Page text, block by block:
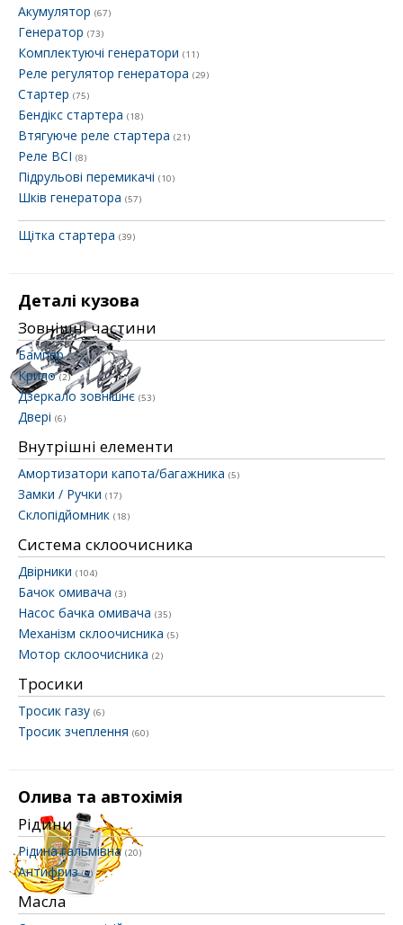
Акумулятор (67)
Генератор (73)
Комплектуючі генератори (11)
Реле регулятор генератора (29)
Стартер (75)
Бендікс стартера (18)
Втягуюче реле стартера (21)
Реле ВСІ (8)
Підрульові перемикачі (10)
Шків генератора (57)
Щітка стартера (39)
Деталі кузова
Зовнішні частини
Бампер(2)
Крило(2)
Дзеркало зовнішнє (53)
Двері (6)
Внутрішні елементи
Амортизатори капота/багажника (5)
Замки / Ручки (17)
Склопідйомник (18)
Система склоочисника
Двірники (104)
Бачок омивача (3)
Насос бачка омивача (35)
Механізм склоочисника (5)
Мотор склоочисника (2)
Тросики
Тросик газу (6)
Тросик зчеплення (60)
Олива та автохімія
Рідини
Рідина гальмівна (20)
Антифриз(2)
Масла